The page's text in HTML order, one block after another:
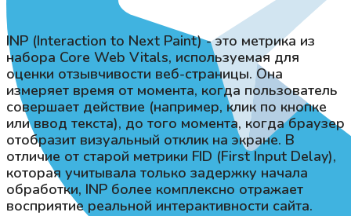
INP (Interaction to Next Paint) - это метрика из
набора Core Web Vitals, используемая для
оценки отзывчивости веб-страницы. Она
измеряет время от момента, когда пользователь
совершает действие (например, клик по кнопке
или ввод текста), до того момента, когда браузер
отобразит визуальный отклик на экране. В
отличие от старой метрики FID (First Input Delay),
которая учитывала только задержку начала
обработки, INP более комплексно отражает
восприятие реальной интерактивности сайта.